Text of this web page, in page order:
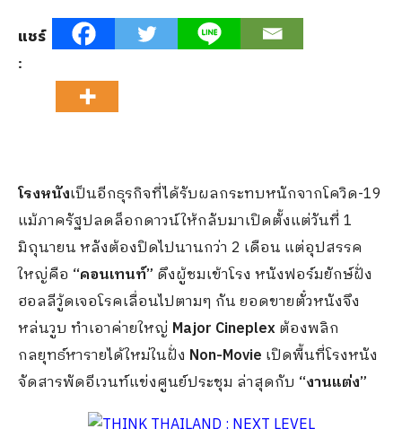
แชร์
:
โรงหนังเป็นอีกธุรกิจที่ได้รับผลกระทบหนักจากโควิด-19
แม้ภาครัฐปลดล็อกดาวน์ให้กลับมาเปิดตั้งแต่วันที่ 1
มิถุนายน หลังต้องปิดไปนานกว่า 2 เดือน แต่อุปสรรค
ใหญ่คือ “คอนเทนท์” ดึงผู้ชมเข้าโรง หนังฟอร์มยักษ์ฝั่ง
ฮอลลีวู้ดเจอโรคเลื่อนไปตามๆ กัน ยอดขายตั๋วหนังจึง
หล่นวูบ ทำเอาค่ายใหญ่ Major Cineplexต้องพลิก
กลยุทธ์หารายได้ใหม่ในฝั่ง Non-Movie เปิดพื้นที่โรงหนัง
จัดสารพัดอีเวนท์แข่งศูนย์ประชุม ล่าสุดกับ “งานแต่ง”